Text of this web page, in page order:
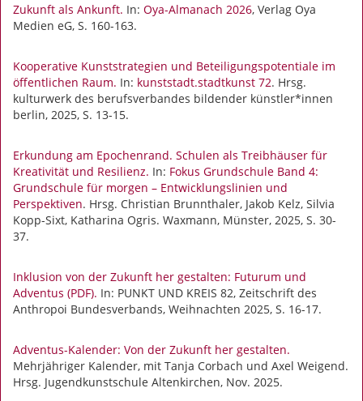
Zukunft als Ankunft. In: Oya-Almanach 2026, Verlag Oya
Medien eG, S. 160-163.
Kooperative Kunststrategien und Beteiligungspotentiale im
öffentlichen Raum. In: kunststadt.stadtkunst 72. Hrsg.
kulturwerk des berufsverbandes bildender künstler*innen
berlin, 2025, S. 13-15.
Erkundung am Epochenrand. Schulen als Treibhäuser für
Kreativität und Resilienz. In: Fokus Grundschule Band 4:
Grundschule für morgen – Entwicklungslinien und
Perspektiven. Hrsg. Christian Brunnthaler, Jakob Kelz, Silvia
Kopp-Sixt, Katharina Ogris. Waxmann, Münster, 2025, S. 30-
37.
Inklusion von der Zukunft her gestalten: Futurum und
Adventus (PDF). In: PUNKT UND KREIS 82, Zeitschrift des
Anthropoi Bundesverbands, Weihnachten 2025, S. 16-17.
Adventus-Kalender: Von der Zukunft her gestalten.
Mehrjähriger Kalender, mit Tanja Corbach und Axel Weigend.
Hrsg. Jugendkunstschule Altenkirchen, Nov. 2025.